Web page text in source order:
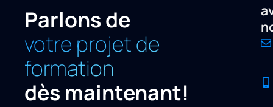
Parlons de
votre projet de
formation
dès maintenant!